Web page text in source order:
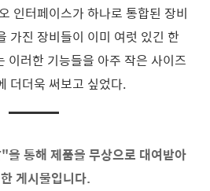
인터페이스가 하나로 통합된 장비
가진 장비들이 이미 여럿 있긴 한
러한 기능들을 아주 작은 사이즈
더더욱 써보고 싶었다.
통해 제품을 무상으로 대여받아
게시물입니다.